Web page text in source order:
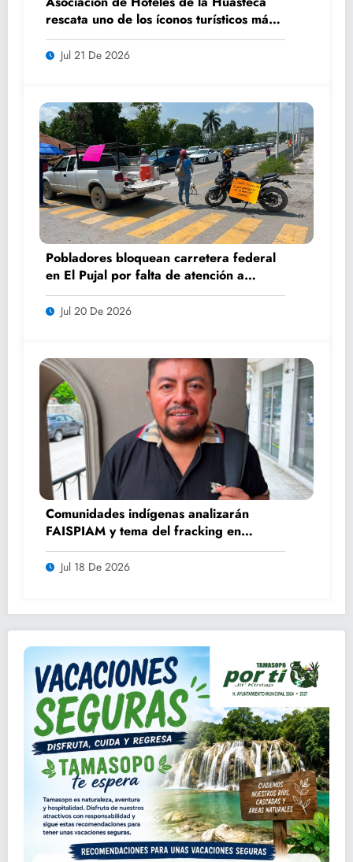
rescata uno de los íconos turísticos más
fotografiados de Ciudad Valles
Jul 21 De 2026
Pobladores bloquean carretera federal
en El Pujal por falta de atención a
caminos
Jul 20 De 2026
Comunidades indígenas analizarán
FAISPIAM y tema del fracking en
asamblea ordinaria
Jul 18 De 2026